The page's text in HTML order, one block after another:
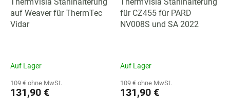
auf Weaver für ThermTec
Vidar
Auf Lager
109 € ohne MwSt.
131,90 €
für CZ455 für PARD
NV008S und SA 2022
Auf Lager
109 € ohne MwSt.
131,90 €